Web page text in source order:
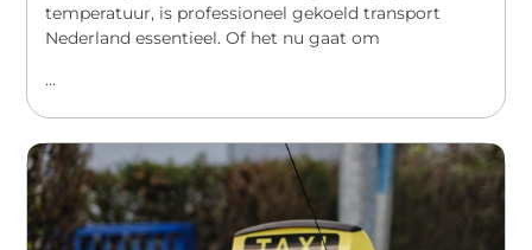
temperatuur, is professioneel gekoeld transport
Nederland essentieel. Of het nu gaat om
...